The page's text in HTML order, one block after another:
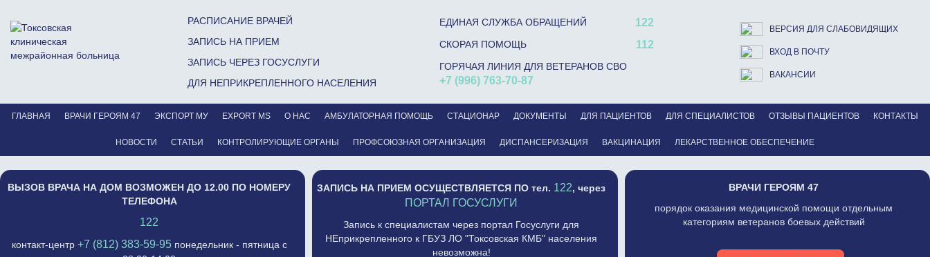
ГЛАВНАЯ ВРАЧИ ГЕРОЯМ 47 ЭКСПОРТ МУ EXPORT MS О НАС АМБУЛАТОРНАЯ ПОМОЩЬ СТАЦИОНАР ДОКУМЕНТЫ ДЛЯ ПАЦИЕНТОВ ДЛЯ СПЕЦИАЛИСТОВ ОТЗЫВЫ ПАЦИЕНТОВ КОНТАКТЫ
НОВОСТИ СТАТЬИ КОНТРОЛИРУЮЩИЕ ОРГАНЫ ПРОФСОЮЗНАЯ ОРГАНИЗАЦИЯ ДИСПАНСЕРИЗАЦИЯ ВАКЦИНАЦИЯ ЛЕКАРСТВЕННОЕ ОБЕСПЕЧЕНИЕ
РАСПИСАНИЕ ВРАЧЕЙ
ЗАПИСЬ НА ПРИЕМ
ЗАПИСЬ ЧЕРЕЗ ГОСУСЛУГИ
ДЛЯ НЕПРИКРЕПЛЕННОГО НАСЕЛЕНИЯ
ЕДИНАЯ СЛУЖБА ОБРАЩЕНИЙ 122
СКОРАЯ ПОМОЩЬ 112
ГОРЯЧАЯ ЛИНИЯ ДЛЯ ВЕТЕРАНОВ СВО
+7 (996) 763-70-87
ВЕРСИЯ ДЛЯ СЛАБОВИДЯЩИХ
ВХОД В ПОЧТУ
ВАКАНСИИ
ВЫЗОВ ВРАЧА НА ДОМ ВОЗМОЖЕН ДО 12.00 ПО НОМЕРУ
ТЕЛЕФОНА
122
контакт-центр +7 (812) 383-59-95понедельник - пятница с
ЗАПИСЬ НА ПРИЕМ ОСУЩЕСТВЛЯЕТСЯ ПО тел. 122, через
ПОРТАЛ ГОСУСЛУГИ
Запись к специалистам через портал Госуслуги для
НЕприкрепленного к ГБУЗ ЛО "Токсовская КМБ" населения
невозможна!
ВРАЧИ ГЕРОЯМ 47
порядок оказания медицинской помощи отдельным
категориям ветеранов боевых действий